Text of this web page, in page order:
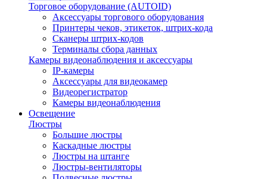
Торговое оборудование (AUTOID)
Аксессуары торгового оборудования
Принтеры чеков, этикеток, штрих-кода
Сканеры штрих-кодов
Терминалы сбора данных
Камеры видеонаблюдения и аксессуары
IP-камеры
Аксессуары для видеокамер
Видеорегистратор
Камеры видеонаблюдения
Освещение
Люстры
Большие люстры
Каскадные люстры
Люстры на штанге
Люстры-вентиляторы